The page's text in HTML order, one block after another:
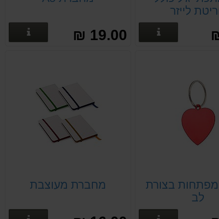
לייזר
פרטים נוספים
19.00 ₪
מפתחות בצורת
לב
מחברת מעוצבת